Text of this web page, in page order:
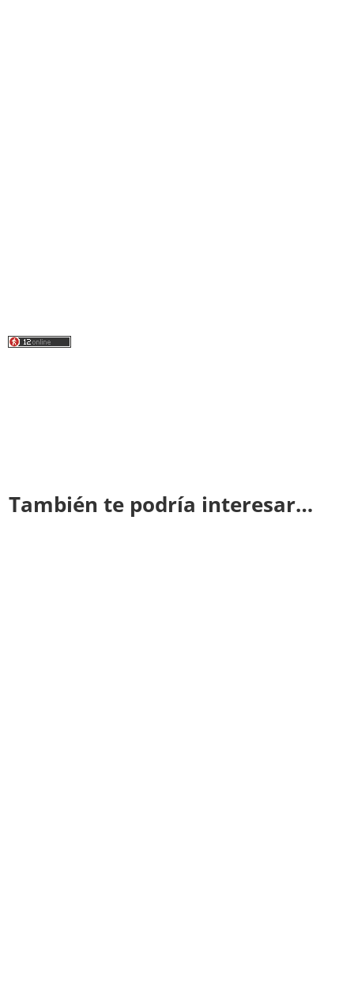
También te podría interesar…